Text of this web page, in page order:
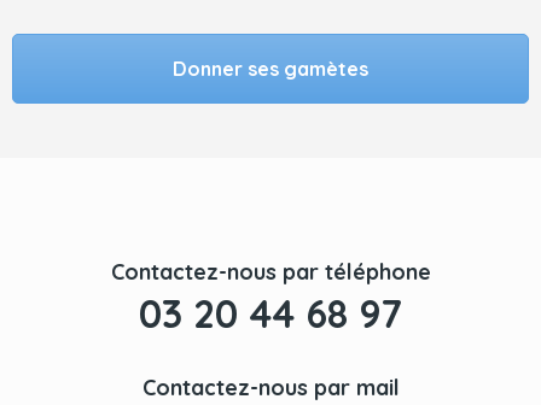
Donner ses gamètes
Contactez-nous par téléphone
03 20 44 68 97
Contactez-nous par mail